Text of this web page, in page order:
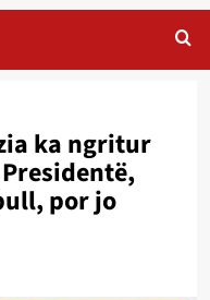
ka ngritur
por jo